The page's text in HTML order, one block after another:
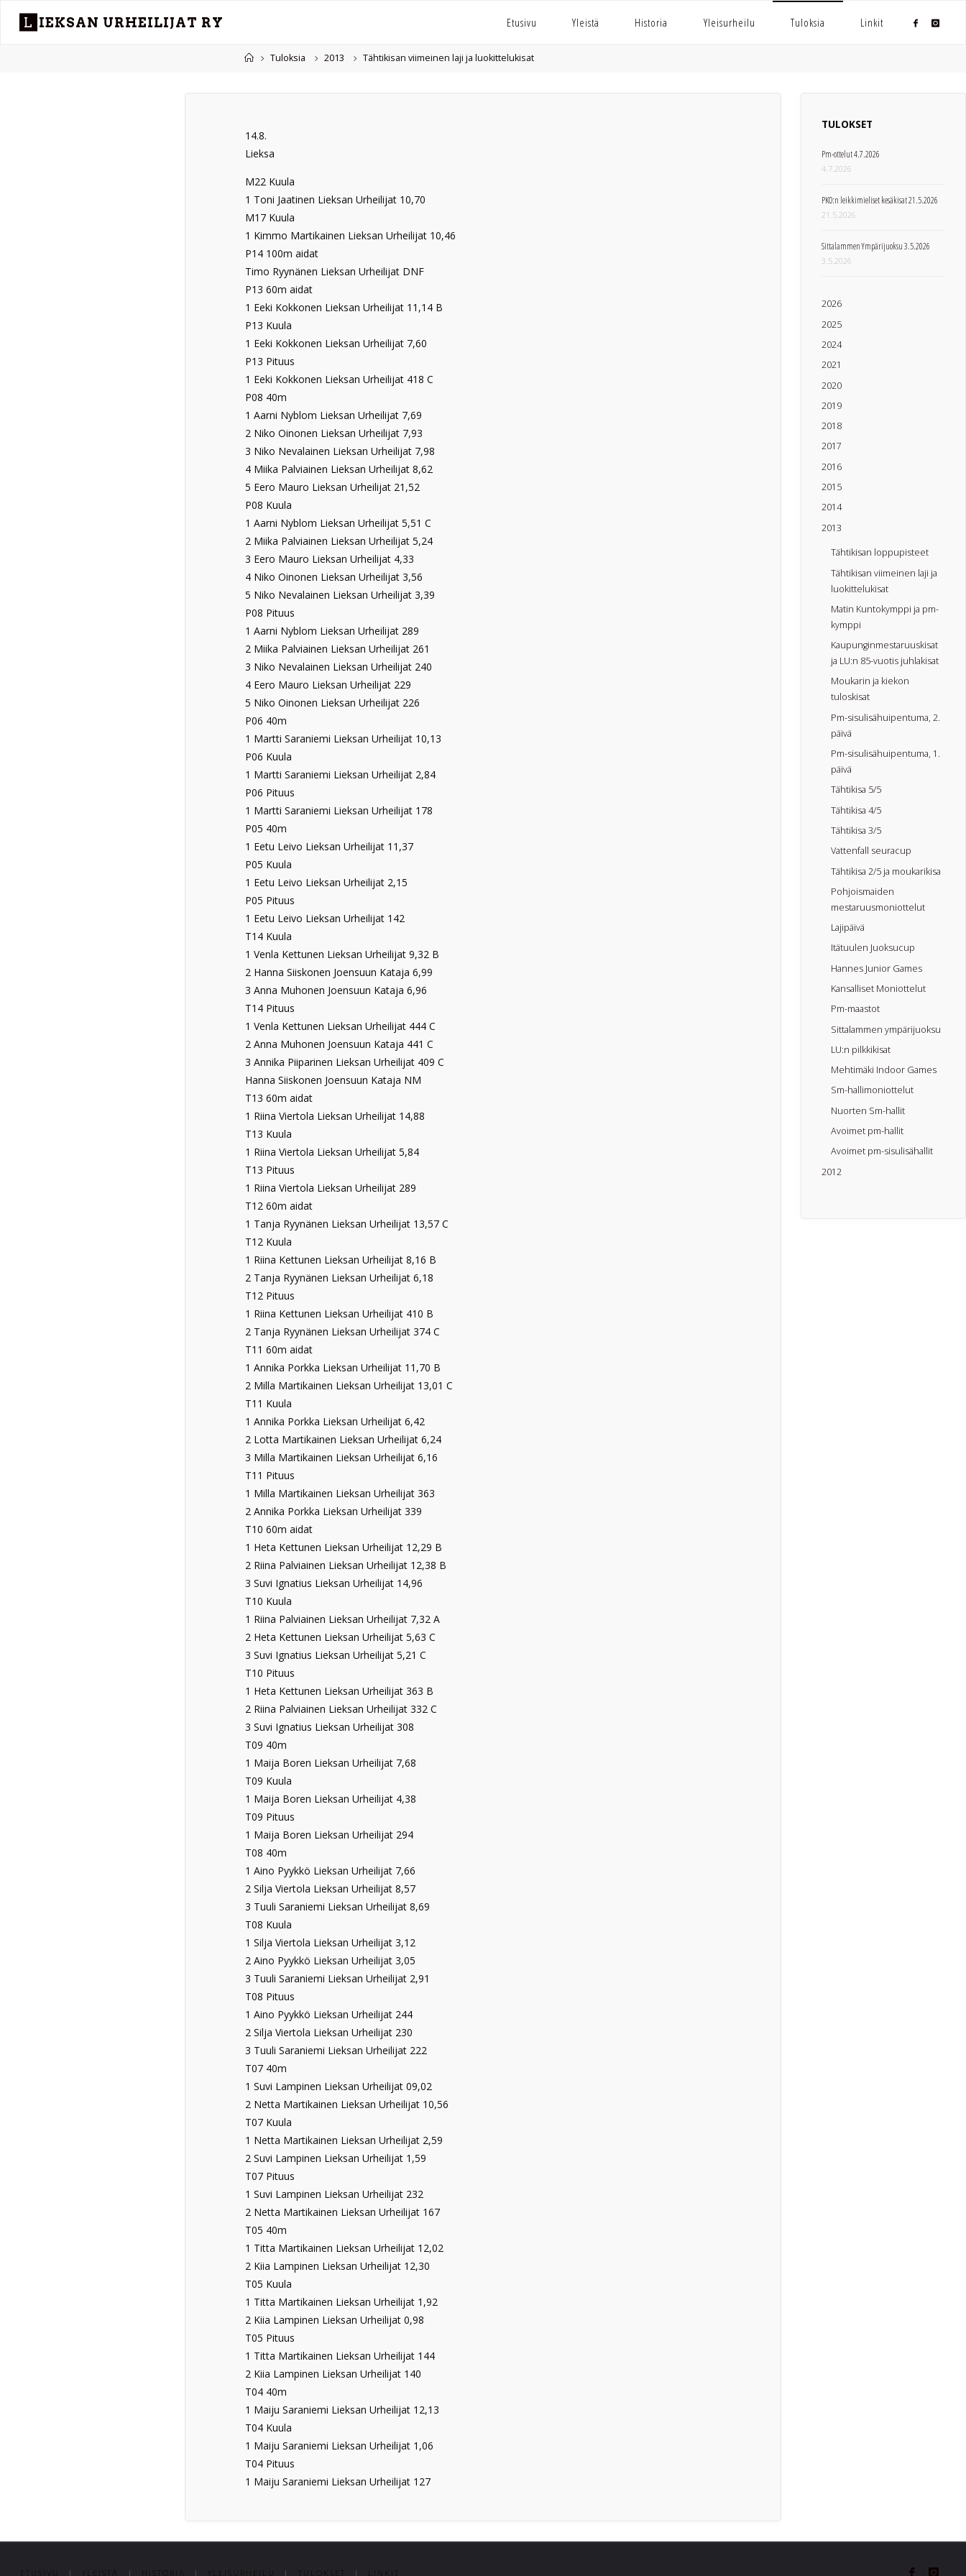
L IEKSAN URHEILIJAT RY Etusivu Yleistä Historia Yleisurheilu Tuloksia Linkit
HomeTuloksia 2013 Tähtikisan viimeinen laji ja luokittelukisat
14.8.
Lieksa
M22 Kuula
1 Toni Jaatinen Lieksan Urheilijat 10,70
M17 Kuula
1 Kimmo Martikainen Lieksan Urheilijat 10,46
P14 100m aidat
Timo Ryynänen Lieksan Urheilijat DNF
P13 60m aidat
1 Eeki Kokkonen Lieksan Urheilijat 11,14 B
P13 Kuula
1 Eeki Kokkonen Lieksan Urheilijat 7,60
P13 Pituus
1 Eeki Kokkonen Lieksan Urheilijat 418 C
P08 40m
1 Aarni Nyblom Lieksan Urheilijat 7,69
2 Niko Oinonen Lieksan Urheilijat 7,93
3 Niko Nevalainen Lieksan Urheilijat 7,98
4 Miika Palviainen Lieksan Urheilijat 8,62
5 Eero Mauro Lieksan Urheilijat 21,52
P08 Kuula
1 Aarni Nyblom Lieksan Urheilijat 5,51 C
2 Miika Palviainen Lieksan Urheilijat 5,24
3 Eero Mauro Lieksan Urheilijat 4,33
4 Niko Oinonen Lieksan Urheilijat 3,56
5 Niko Nevalainen Lieksan Urheilijat 3,39
P08 Pituus
1 Aarni Nyblom Lieksan Urheilijat 289
2 Miika Palviainen Lieksan Urheilijat 261
3 Niko Nevalainen Lieksan Urheilijat 240
4 Eero Mauro Lieksan Urheilijat 229
5 Niko Oinonen Lieksan Urheilijat 226
P06 40m
1 Martti Saraniemi Lieksan Urheilijat 10,13
P06 Kuula
1 Martti Saraniemi Lieksan Urheilijat 2,84
P06 Pituus
1 Martti Saraniemi Lieksan Urheilijat 178
P05 40m
1 Eetu Leivo Lieksan Urheilijat 11,37
P05 Kuula
1 Eetu Leivo Lieksan Urheilijat 2,15
P05 Pituus
1 Eetu Leivo Lieksan Urheilijat 142
T14 Kuula
1 Venla Kettunen Lieksan Urheilijat 9,32 B
2 Hanna Siiskonen Joensuun Kataja 6,99
3 Anna Muhonen Joensuun Kataja 6,96
T14 Pituus
1 Venla Kettunen Lieksan Urheilijat 444 C
2 Anna Muhonen Joensuun Kataja 441 C
3 Annika Piiparinen Lieksan Urheilijat 409 C
Hanna Siiskonen Joensuun Kataja NM
T13 60m aidat
1 Riina Viertola Lieksan Urheilijat 14,88
T13 Kuula
1 Riina Viertola Lieksan Urheilijat 5,84
T13 Pituus
1 Riina Viertola Lieksan Urheilijat 289
T12 60m aidat
1 Tanja Ryynänen Lieksan Urheilijat 13,57 C
T12 Kuula
1 Riina Kettunen Lieksan Urheilijat 8,16 B
2 Tanja Ryynänen Lieksan Urheilijat 6,18
T12 Pituus
1 Riina Kettunen Lieksan Urheilijat 410 B
2 Tanja Ryynänen Lieksan Urheilijat 374 C
T11 60m aidat
1 Annika Porkka Lieksan Urheilijat 11,70 B
2 Milla Martikainen Lieksan Urheilijat 13,01 C
T11 Kuula
1 Annika Porkka Lieksan Urheilijat 6,42
2 Lotta Martikainen Lieksan Urheilijat 6,24
3 Milla Martikainen Lieksan Urheilijat 6,16
T11 Pituus
1 Milla Martikainen Lieksan Urheilijat 363
2 Annika Porkka Lieksan Urheilijat 339
T10 60m aidat
1 Heta Kettunen Lieksan Urheilijat 12,29 B
2 Riina Palviainen Lieksan Urheilijat 12,38 B
3 Suvi Ignatius Lieksan Urheilijat 14,96
T10 Kuula
1 Riina Palviainen Lieksan Urheilijat 7,32 A
2 Heta Kettunen Lieksan Urheilijat 5,63 C
3 Suvi Ignatius Lieksan Urheilijat 5,21 C
T10 Pituus
1 Heta Kettunen Lieksan Urheilijat 363 B
2 Riina Palviainen Lieksan Urheilijat 332 C
3 Suvi Ignatius Lieksan Urheilijat 308
T09 40m
1 Maija Boren Lieksan Urheilijat 7,68
T09 Kuula
1 Maija Boren Lieksan Urheilijat 4,38
T09 Pituus
1 Maija Boren Lieksan Urheilijat 294
T08 40m
1 Aino Pyykkö Lieksan Urheilijat 7,66
2 Silja Viertola Lieksan Urheilijat 8,57
3 Tuuli Saraniemi Lieksan Urheilijat 8,69
T08 Kuula
1 Silja Viertola Lieksan Urheilijat 3,12
2 Aino Pyykkö Lieksan Urheilijat 3,05
3 Tuuli Saraniemi Lieksan Urheilijat 2,91
T08 Pituus
1 Aino Pyykkö Lieksan Urheilijat 244
2 Silja Viertola Lieksan Urheilijat 230
3 Tuuli Saraniemi Lieksan Urheilijat 222
T07 40m
1 Suvi Lampinen Lieksan Urheilijat 09,02
2 Netta Martikainen Lieksan Urheilijat 10,56
T07 Kuula
1 Netta Martikainen Lieksan Urheilijat 2,59
2 Suvi Lampinen Lieksan Urheilijat 1,59
T07 Pituus
1 Suvi Lampinen Lieksan Urheilijat 232
2 Netta Martikainen Lieksan Urheilijat 167
T05 40m
1 Titta Martikainen Lieksan Urheilijat 12,02
2 Kiia Lampinen Lieksan Urheilijat 12,30
T05 Kuula
1 Titta Martikainen Lieksan Urheilijat 1,92
2 Kiia Lampinen Lieksan Urheilijat 0,98
T05 Pituus
1 Titta Martikainen Lieksan Urheilijat 144
2 Kiia Lampinen Lieksan Urheilijat 140
T04 40m
1 Maiju Saraniemi Lieksan Urheilijat 12,13
T04 Kuula
1 Maiju Saraniemi Lieksan Urheilijat 1,06
T04 Pituus
1 Maiju Saraniemi Lieksan Urheilijat 127
TULOKSET
Pm-ottelut 4.7.2026
4.7.2026
PKO:n leikkimieliset kesäkisat 21.5.2026
21.5.2026
Sittalammen Ympärijuoksu 3.5.2026
3.5.2026
2026
2025
2024
2021
2020
2019
2018
2017
2016
2015
2014
2013
Tähtikisan loppupisteet
Tähtikisan viimeinen laji ja
luokittelukisat
Matin Kuntokymppi ja pm-
kymppi
Kaupunginmestaruuskisat
ja LU:n 85-vuotis juhlakisat
Moukarin ja kiekon
tuloskisat
Pm-sisulisähuipentuma, 2.
päivä
Pm-sisulisähuipentuma, 1.
päivä
Tähtikisa 5/5
Tähtikisa 4/5
Tähtikisa 3/5
Vattenfall seuracup
Tähtikisa 2/5 ja moukarikisa
Pohjoismaiden
mestaruusmoniottelut
Lajipäivä
Itätuulen Juoksucup
Hannes Junior Games
Kansalliset Moniottelut
Pm-maastot
Sittalammen ympärijuoksu
LU:n pilkkikisat
Mehtimäki Indoor Games
Sm-hallimoniottelut
Nuorten Sm-hallit
Avoimet pm-hallit
Avoimet pm-sisulisähallit
2012
ETUSIVU | YLEISTÄ | HISTORIA | YLEISURHEILU | TULOKSET | LINKIT